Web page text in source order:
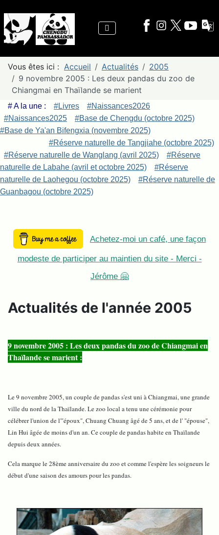
Vous êtes ici : Accueil Actualités
2005
9 novembre 2005 : Les deux pandas du zoo de
Chiangmai en Thaïlande se marient
# A la une : #Livres
#Naissances2026
#Naissances2025
#Base de Chengdu (octobre 2025)
#Base de Ya'an Bifengxia (novembre 2025)
#Réserve naturelle de Tangjiahe (octobre 2025)
#Réserve naturelle de Wanglang (avril 2025)
#Réserve
naturelle de Labahe (avril et octobre 2025)
#Réserve
naturelle de Laohegou (octobre 2025)
#Réserve naturelle de
Guanbagou (octobre 2025)
Achetez-moi un café, une façon
modeste de participer au maintien du site - Merci -
Jérôme 🤗
Actualités de l'année 2005
9 novembre 2005 : Les deux pandas du zoo de Chiangmai en
Thaïlande se marient :
Le 9 novembre 2005, un couple de pandas s'est uni à Chiangmai, une grande
ville du nord de la Thaïlande. Le zoo local a tenu une cérémonie pour
célébrer l'union de l'"époux", Chuang Chuang âgé de 5 ans, et de l' "épouse",
Lin Hui âgée de moins d'un an. Ce couple de pandas habite en Thaïlande
depuis deux années.
Cela marque le 28ème anniversaire du zoo et comme l'espère les soigneurs le
début d'une saison des amours pour les pandas.